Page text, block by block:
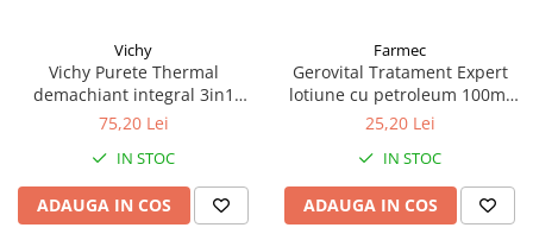
Vichy
Vichy Purete Thermal
demachiant integral 3in1
200ml Zephyr Labs
75,20 Lei
IN STOC
ADAUGA IN COS
Farmec
Gerovital Tratament Expert
lotiune cu petroleum 100ml
Zephyr Labs
25,20 Lei
IN STOC
ADAUGA IN COS